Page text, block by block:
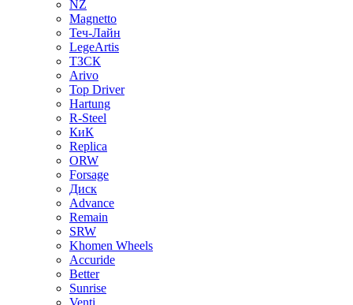
NZ
Magnetto
Теч-Лайн
LegeArtis
ТЗСК
Arivo
Top Driver
Hartung
R-Steel
КиК
Replica
ORW
Forsage
Диск
Advance
Remain
SRW
Khomen Wheels
Accuride
Better
Sunrise
Venti